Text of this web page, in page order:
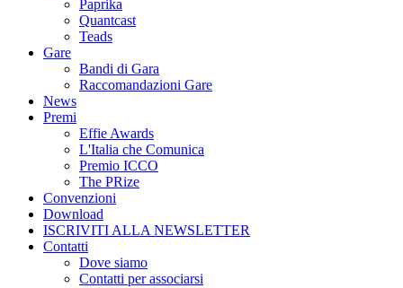
Paprika
Quantcast
Teads
Gare
Bandi di Gara
Raccomandazioni Gare
News
Premi
Effie Awards
L'Italia che Comunica
Premio ICCO
The PRize
Convenzioni
Download
ISCRIVITI ALLA NEWSLETTER
Contatti
Dove siamo
Contatti per associarsi